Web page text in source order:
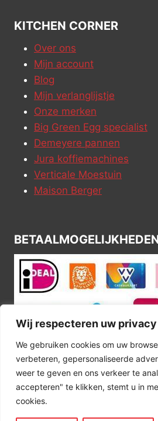
Wij respecteren uw privacy
We gebruiken cookies om uw
verbeteren, gepersonaliseerde
weer te geven en ons verkeer te
accepteren" te klikken, stemt u in
cookies.
KITCHEN CORNER
Over ons
Mijn account
Blog
Mijn verlanglijstje
Onze merken
Big Green Egg specialist
Demeyere pannen
Jura koffiemachines
Verticale Moestuin
Maison Berger